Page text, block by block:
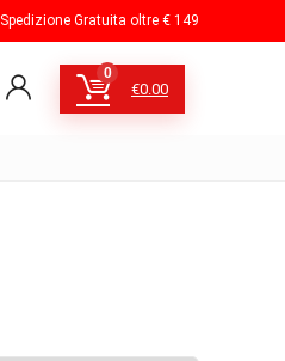
Spedizione Gratuita oltre € 149
0
€0.00